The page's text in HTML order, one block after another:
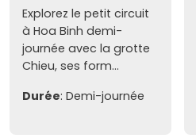
Explorez le petit circuit
à Hoa Binh demi-
journée avec la grotte
Chieu, ses form...
Durée: Demi-journée